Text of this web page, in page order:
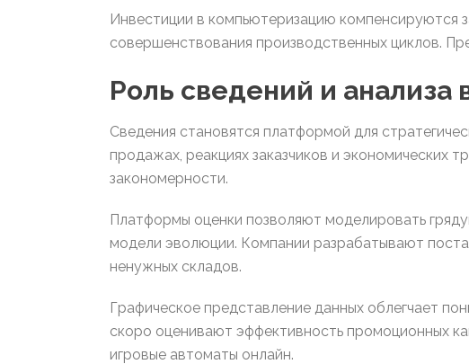
Инвестиции в компьютеризацию компенсируются
совершенствования производственных циклов.
Роль сведений и
Сведения становятся платформой для
продажах, реакциях заказчиков и экономических
закономерности.
Платформы оценки позволяют моделировать
модели эволюции. Компании разрабатывают
ненужных складов.
Графическое представление данных облегчает
скоро оценивают эффективность промоционных
игровые автоматы онлайн.